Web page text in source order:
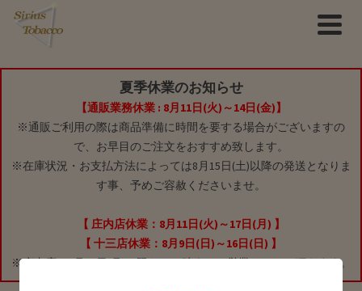
夏季休業のお知らせ
【通販業務休業 : 8月11日(火)～14日(金)】
※通販ご利用の際は商品準備に時間を要する場合がございますの
で、お早目のご注文をおすすめ致します。
※在庫状況・お支払方法によっては8月15日(土)以降の発送となりま
す事、予めご容赦くださいませ。
【 庄内店休業：8月11日(火)～17日(月) 】
【 十三店休業：8月9日(日)～16日(日) 】
※庄内店は8月10日(月)に限り、16時までの営業とさせて頂きます。